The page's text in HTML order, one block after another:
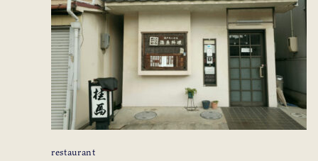
restaurant